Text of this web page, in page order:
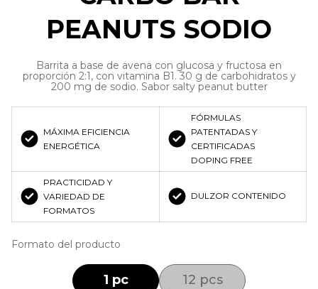
PEANUTS SODIO
Barrita a base de avena con glucosa y fructosa en
proporción 2:1, con vitamina B1. 30 g de carbohidratos y
200 mg de sodio. Sabor salty peanut butter
MÁXIMA EFICIENCIA
ENERGÉTICA
FÓRMULAS
PATENTADAS Y
CERTIFICADAS
DOPING FREE
PRACTICIDAD Y
VARIEDAD DE
FORMATOS
DULZOR CONTENIDO
Formato del producto
1 pc 12 pcs